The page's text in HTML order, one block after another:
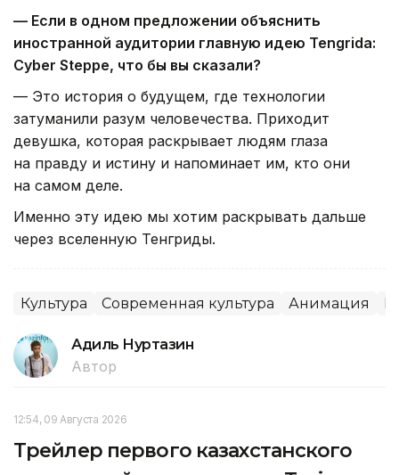
— Если в одном предложении объяснить
иностранной аудитории главную идею Tengrida:
Cyber Steppe, что бы вы сказали?
— Это история о будущем, где технологии
затуманили разум человечества. Приходит
девушка, которая раскрывает людям глаза
на правду и истину и напоминает им, кто они
на самом деле.
Именно эту идею мы хотим раскрывать дальше
через вселенную Тенгриды.
Культура Современная культура Анимация
Адиль Нуртазин
Автор
12:54, 09 Августа 2026
Трейлер первого казахстанского